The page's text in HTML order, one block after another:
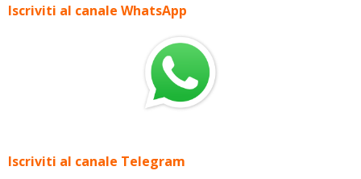
Iscriviti al canale WhatsApp
Iscriviti al canale Telegram